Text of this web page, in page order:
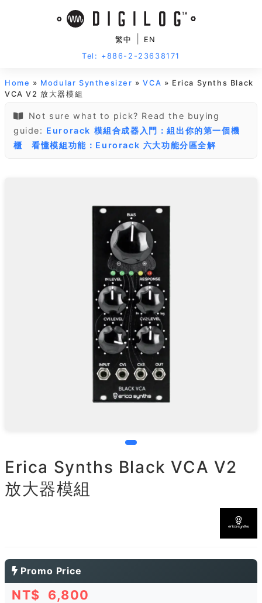
繁中
EN
Tel: +886-2-23638171
Home » Modular Synthesizer »VCA » Erica Synths Black
VCA V2 放大器模組
Not sure what to pick? Read the buying
guide: Eurorack 模組合成器入門：組出你的第一個機
櫃
看懂模組功能：Eurorack 六大功能分區全解
Erica Synths Black VCA V2
放大器模組
Promo Price
NT$ 6,800